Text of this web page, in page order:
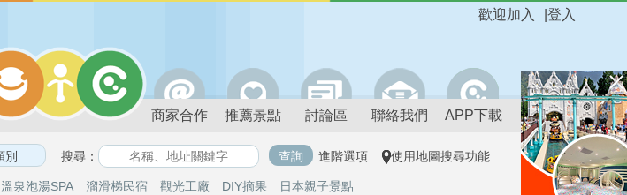
登入
歡迎加入
商家合作 推薦景點 討論區 聯絡我們 APP下載
搜尋： 進階選項 使用地圖搜尋功能
溫泉泡湯SPA 溜滑梯民宿 觀光工廠 DIY摘果 日本親子景點